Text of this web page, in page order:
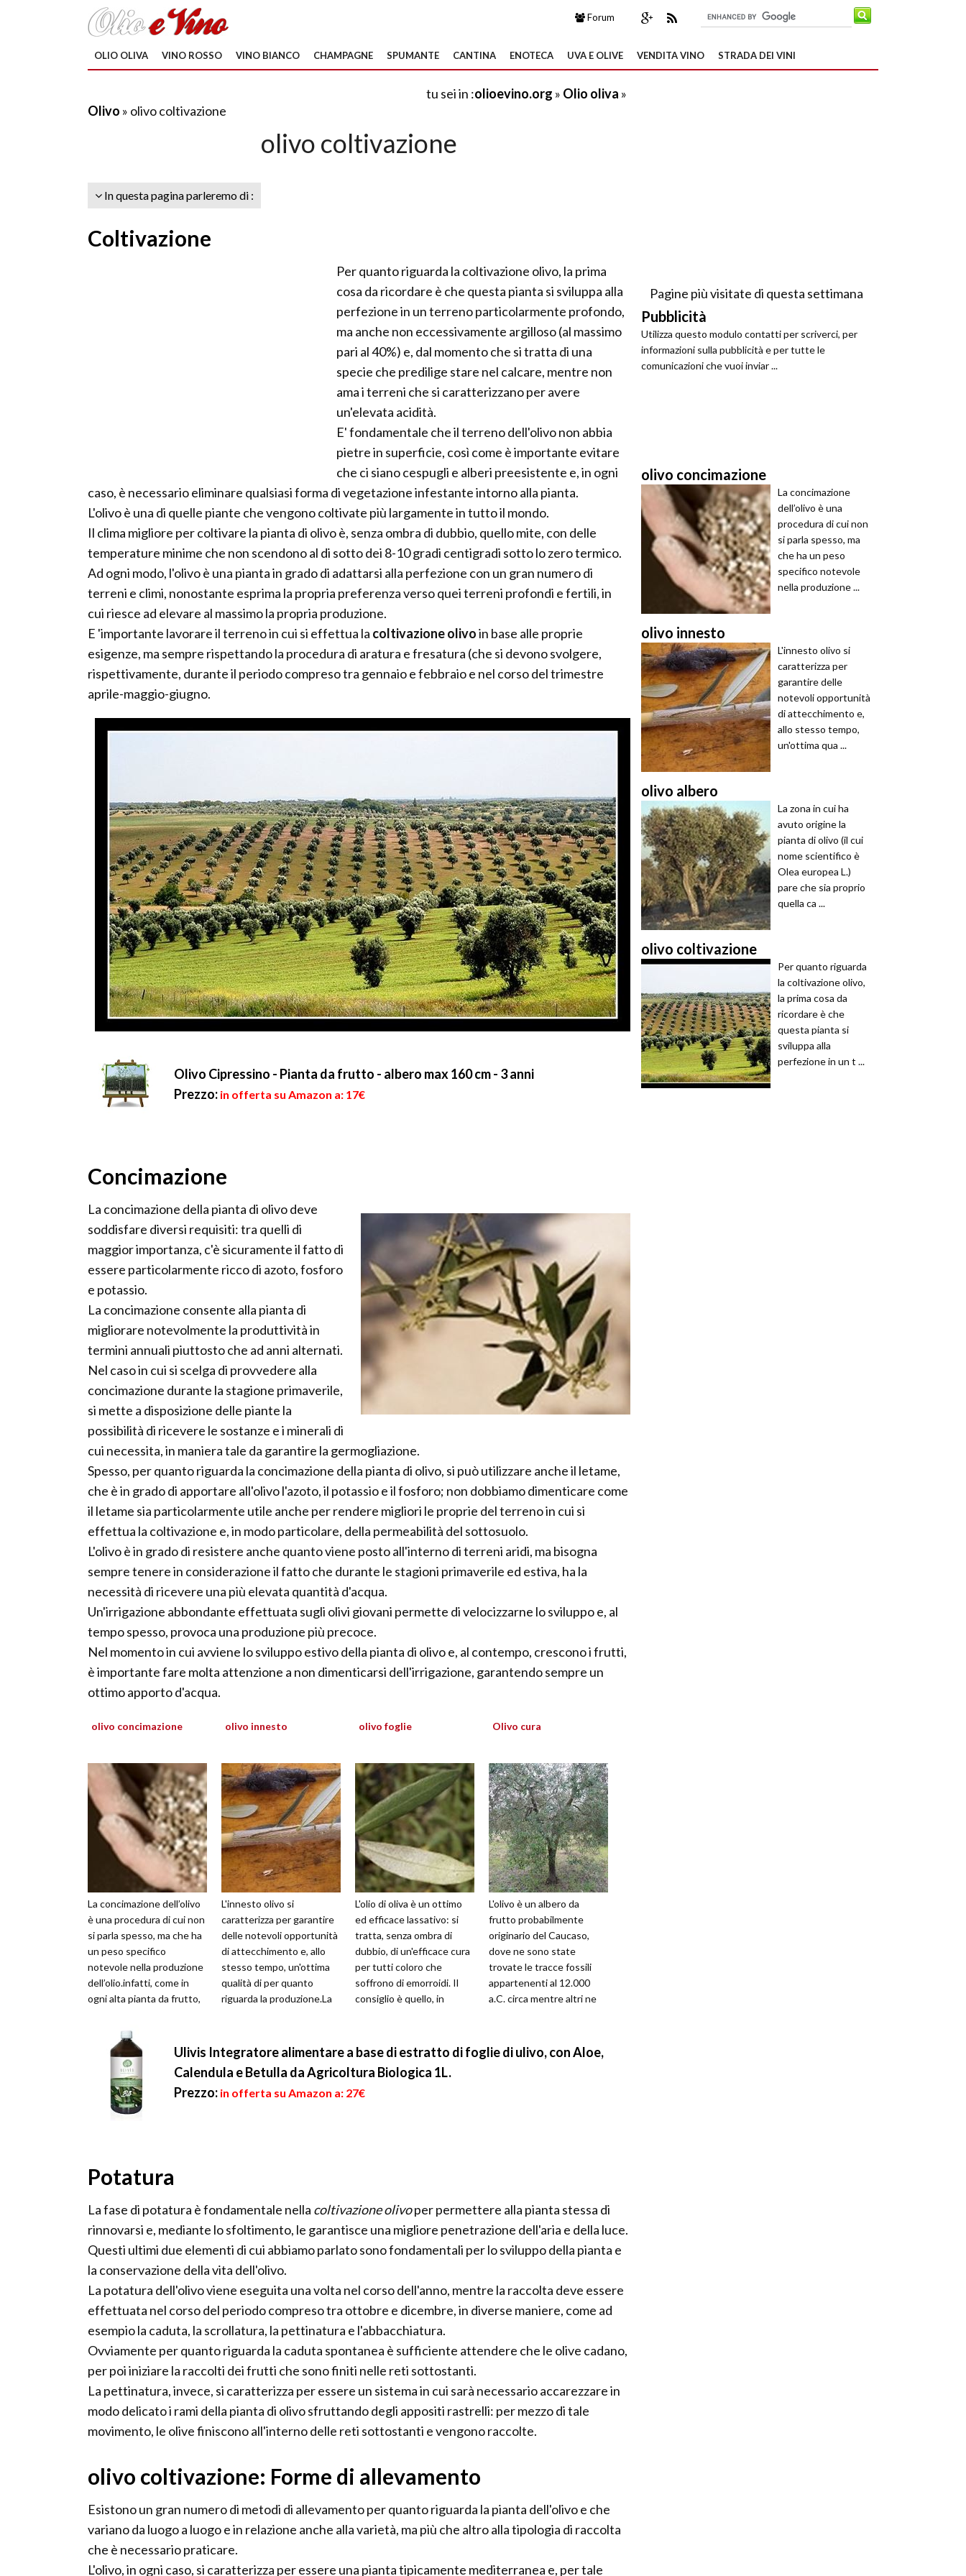
Forum
OLIO OLIVA VINO ROSSO VINO BIANCO CHAMPAGNE SPUMANTE CANTINA ENOTECA UVA E OLIVE VENDITA VINO STRADA DEI VINI
tu sei in :olioevino.org » Olio oliva »
Olivo » olivo coltivazione
olivo coltivazione
In questa pagina parleremo di :
Coltivazione
Per quanto riguarda la coltivazione olivo, la prima
cosa da ricordare è che questa pianta si sviluppa alla
perfezione in un terreno particolarmente profondo,
ma anche non eccessivamente argilloso (al massimo
pari al 40%) e, dal momento che si tratta di una
specie che predilige stare nel calcare, mentre non
ama i terreni che si caratterizzano per avere
un'elevata acidità.
E' fondamentale che il terreno dell'olivo non abbia
pietre in superficie, così come è importante evitare
che ci siano cespugli e alberi preesistente e, in ogni
caso, è necessario eliminare qualsiasi forma di vegetazione infestante intorno alla pianta.
L'olivo è una di quelle piante che vengono coltivate più largamente in tutto il mondo.
Il clima migliore per coltivare la pianta di olivo è, senza ombra di dubbio, quello mite, con delle
temperature minime che non scendono al di sotto dei 8-10 gradi centigradi sotto lo zero termico.
Ad ogni modo, l'olivo è una pianta in grado di adattarsi alla perfezione con un gran numero di
terreni e climi, nonostante esprima la propria preferenza verso quei terreni profondi e fertili, in
cui riesce ad elevare al massimo la propria produzione.
E 'importante lavorare il terreno in cui si effettua la coltivazione olivoin base alle proprie
esigenze, ma sempre rispettando la procedura di aratura e fresatura (che si devono svolgere,
rispettivamente, durante il periodo compreso tra gennaio e febbraio e nel corso del trimestre
aprile-maggio-giugno.
Olivo Cipressino - Pianta da frutto - albero max 160 cm - 3 anni
Prezzo: in offerta su Amazon a: 17€
Concimazione
La concimazione della pianta di olivo deve
soddisfare diversi requisiti: tra quelli di
maggior importanza, c'è sicuramente il fatto di
essere particolarmente ricco di azoto, fosforo
e potassio.
La concimazione consente alla pianta di
migliorare notevolmente la produttività in
termini annuali piuttosto che ad anni alternati.
Nel caso in cui si scelga di provvedere alla
concimazione durante la stagione primaverile,
si mette a disposizione delle piante la
possibilità di ricevere le sostanze e i minerali di
cui necessita, in maniera tale da garantire la germogliazione.
Spesso, per quanto riguarda la concimazione della pianta di olivo, si può utilizzare anche il letame,
che è in grado di apportare all'olivo l'azoto, il potassio e il fosforo; non dobbiamo dimenticare come
il letame sia particolarmente utile anche per rendere migliori le proprie del terreno in cui si
effettua la coltivazione e, in modo particolare, della permeabilità del sottosuolo.
L'olivo è in grado di resistere anche quanto viene posto all'interno di terreni aridi, ma bisogna
sempre tenere in considerazione il fatto che durante le stagioni primaverile ed estiva, ha la
necessità di ricevere una più elevata quantità d'acqua.
Un'irrigazione abbondante effettuata sugli olivi giovani permette di velocizzarne lo sviluppo e, al
tempo spesso, provoca una produzione più precoce.
Nel momento in cui avviene lo sviluppo estivo della pianta di olivo e, al contempo, crescono i frutti,
è importante fare molta attenzione a non dimenticarsi dell'irrigazione, garantendo sempre un
ottimo apporto d'acqua.
olivo concimazione
La concimazione dell’olivo
è una procedura di cui non
si parla spesso, ma che ha
un peso specifico
notevole nella produzione
dell’olio.infatti, come in
ogni alta pianta da frutto,
olivo innesto
L'innesto olivo si
caratterizza per garantire
delle notevoli opportunità
di attecchimento e, allo
stesso tempo, un'ottima
qualità di per quanto
riguarda la produzione.La
olivo foglie
L'olio di oliva è un ottimo
ed efficace lassativo: si
tratta, senza ombra di
dubbio, di un'efficace cura
per tutti coloro che
soffrono di emorroidi. Il
consiglio è quello, in
Olivo cura
L'olivo è un albero da
frutto probabilmente
originario del Caucaso,
dove ne sono state
trovate le tracce fossili
appartenenti al 12.000
a.C. circa mentre altri ne
Ulivis Integratore alimentare a base di estratto di foglie di ulivo, con Aloe,
Calendula e Betulla da Agricoltura Biologica 1L.
Prezzo: in offerta su Amazon a: 27€
Potatura
La fase di potatura è fondamentale nella coltivazione olivoper permettere alla pianta stessa di
rinnovarsi e, mediante lo sfoltimento, le garantisce una migliore penetrazione dell'aria e della luce.
Questi ultimi due elementi di cui abbiamo parlato sono fondamentali per lo sviluppo della pianta e
la conservazione della vita dell'olivo.
La potatura dell'olivo viene eseguita una volta nel corso dell'anno, mentre la raccolta deve essere
effettuata nel corso del periodo compreso tra ottobre e dicembre, in diverse maniere, come ad
esempio la caduta, la scrollatura, la pettinatura e l'abbacchiatura.
Ovviamente per quanto riguarda la caduta spontanea è sufficiente attendere che le olive cadano,
per poi iniziare la raccolti dei frutti che sono finiti nelle reti sottostanti.
La pettinatura, invece, si caratterizza per essere un sistema in cui sarà necessario accarezzare in
modo delicato i rami della pianta di olivo sfruttando degli appositi rastrelli: per mezzo di tale
movimento, le olive finiscono all'interno delle reti sottostanti e vengono raccolte.
olivo coltivazione: Forme di allevamento
Esistono un gran numero di metodi di allevamento per quanto riguarda la pianta dell'olivo e che
variano da luogo a luogo e in relazione anche alla varietà, ma più che altro alla tipologia di raccolta
che è necessario praticare.
L'olivo, in ogni caso, si caratterizza per essere una pianta tipicamente mediterranea e, per tale
Pagine più visitate di questa settimana
Pubblicità
Utilizza questo modulo contatti per scriverci, per
informazioni sulla pubblicità e per tutte le
comunicazioni che vuoi inviar ...
olivo concimazione
La concimazione
dell’olivo è una
procedura di cui non
si parla spesso, ma
che ha un peso
specifico notevole
nella produzione ...
olivo innesto
L'innesto olivo si
caratterizza per
garantire delle
notevoli opportunità
di attecchimento e,
allo stesso tempo,
un'ottima qua ...
olivo albero
La zona in cui ha
avuto origine la
pianta di olivo (il cui
nome scientifico è
Olea europea L.)
pare che sia proprio
quella ca ...
olivo coltivazione
Per quanto riguarda
la coltivazione olivo,
la prima cosa da
ricordare è che
questa pianta si
sviluppa alla
perfezione in un t ...